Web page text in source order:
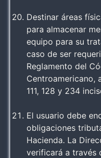
Destinar áreas
para almacenar
equipo para su
caso de ser
Reglamento del
Centroamericano,
111, 128 y 234
El usuario debe
obligaciones
Hacienda. La
verificará a través